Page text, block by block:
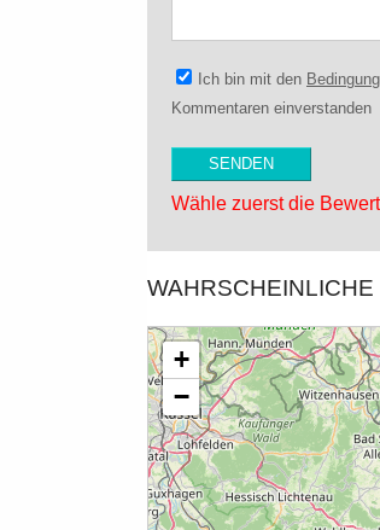
Ich bin mit den
Kommentaren einverstanden
Wähle zuerst die